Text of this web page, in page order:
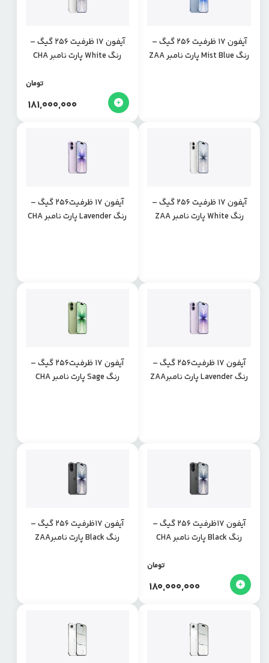
آیفون 17 ظرفیت 256 گیگ –
رنگ Mist Blue پارت نامبر ZAA
آیفون 17 ظرفیت 256 گیگ –
رنگ White پارت نامبر CHA
181,000,000
تومان
آیفون 17 ظرفیت 256 گیگ –
رنگ White پارت نامبر ZAA
آیفون 17 ظرفیت256 گیگ –
رنگ Lavender پارت نامبر CHA
آیفون 17 ظرفیت256 گیگ –
رنگ Lavender پارت نامبرZAA
آیفون 17 ظرفیت256 گیگ –
رنگ Sage پارت نامبر CHA
آیفون 17ظرفیت 256 گیگ –
رنگ Black پارت نامبر CHA
180,000,000
تومان
آیفون 17ظرفیت 256 گیگ –
رنگ Black پارت نامبرZAA